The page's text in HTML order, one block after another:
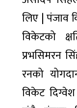
आजका
लागि
विदेशी
मुद्राको
दर
अगाडी
जोखिमपूर्ण र
रोमाञ्चक
वृत्तचित्र ‘रोड टु
एभरेस्ट’ को
लिए | पंजाव
विकेटको
प्रभसिमरन
रनको
विकेट